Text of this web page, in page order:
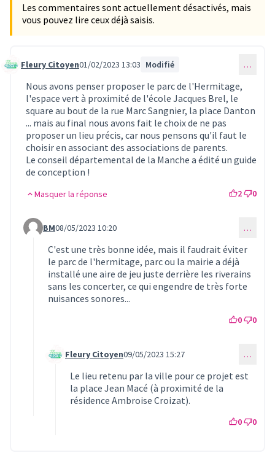
Les commentaires sont actuellement désactivés, mais
vous pouvez lire ceux déjà saisis.
Commentaire 684
Fleury Citoyen01/02/2023 13:03 Modifié …
Nous avons penser proposer le parc de l'Hermitage,
l'espace vert à proximité de l'école Jacques Brel, le
square au bout de la rue Marc Sangnier, la place Danton
... mais au final nous avons fait le choix de ne pas
proposer un lieu précis, car nous pensons qu'il faut le
choisir en associant des associations de parents.
Le conseil départemental de la Manche a édité un guide
de conception !
Masquer la réponse 2 0
Commentaire 746 (réponse au commentaire 684)
BM08/05/2023 10:20 …
C'est une très bonne idée, mais il faudrait éviter
le parc de l'hermitage, parc ou la mairie a déjà
installé une aire de jeu juste derrière les riverains
sans les concerter, ce qui engendre de très forte
nuisances sonores...
0 0
Commentaire 752 (réponse au commentaire 746)
Fleury Citoyen09/05/2023 15:27 …
Le lieu retenu par la ville pour ce projet est
la place Jean Macé (à proximité de la
résidence Ambroise Croizat).
0 0